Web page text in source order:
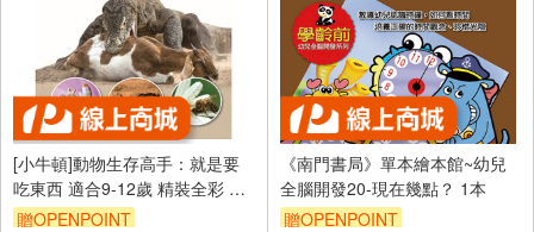
[小牛頓]動物生存高手：就是要
吃東西 適合9-12歲 精裝全彩 高
清照片搭動物影片
贈OPENPOINT
《南門書局》單本繪本館~幼兒
全腦開發20-現在幾點？ 1本
贈OPENPOINT